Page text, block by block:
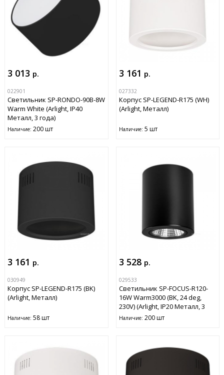
3 013 р.
022901
Светильник SP-RONDO-90B-8W
Warm White (Arlight, IP40
Металл, 3 года)
Наличие: 200 шт
3 161 р.
027332
Корпус SP-LEGEND-R175 (WH)
(Arlight, Металл)
Наличие: 5 шт
3 161 р.
030949
Корпус SP-LEGEND-R175 (BK)
(Arlight, Металл)
Наличие: 58 шт
3 528 р.
029533
Светильник SP-FOCUS-R120-
16W Warm3000 (BK, 24 deg,
230V) (Arlight, IP20 Металл, 3
года)
Наличие: 200 шт